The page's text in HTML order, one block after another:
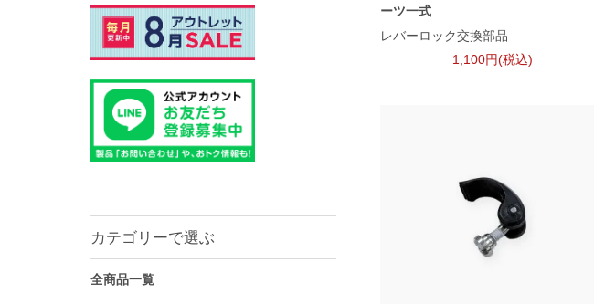
ーツ一式
レバーロック交換部品
1,100円(税込)
カテゴリーで選ぶ
全商品一覧